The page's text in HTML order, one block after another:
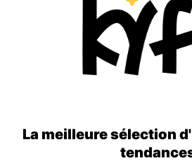
La meilleure sélection